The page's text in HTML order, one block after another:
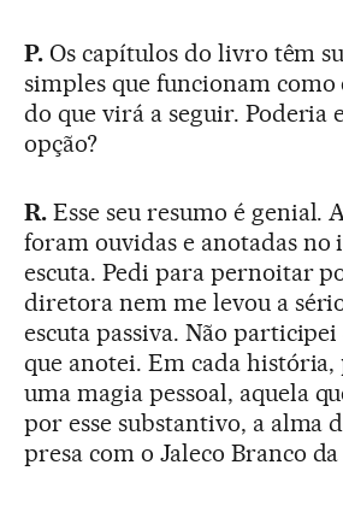
P. Os capítulos do livro têm
simples que funcionam
do que virá a seguir. Poderia
opção?
R. Esse seu resumo é genial.
foram ouvidas e anotadas no
escuta. Pedi para pernoitar
diretora nem me levou a
escuta passiva. Não participei
que anotei. Em cada
uma magia pessoal, aquela
por esse substantivo, a alma
presa com o Jaleco Branco